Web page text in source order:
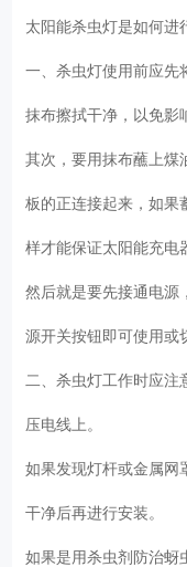
太阳能杀虫灯是如何进
一、杀虫灯使用前应先
抹布擦拭干净，以免影
其次，要用抹布蘸上煤
板的正连接起来，如果
样才能保证太阳能充电
然后就是要先接通电源
源开关按钮即可使用或
二、杀虫灯工作时应注
压电线上。
如果发现灯杆或金属网
干净后再进行安装。
如果是用杀虫剂防治蚜